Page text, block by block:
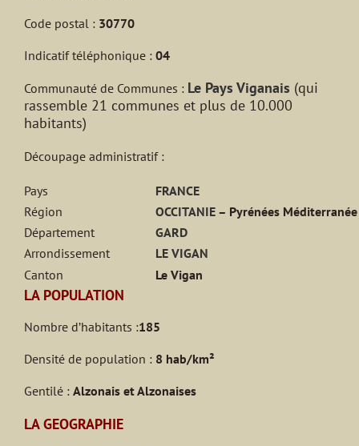
Code postal : 30770
Indicatif téléphonique : 04
Communauté de Communes : Le Pays Viganais (qui
rassemble 21 communes et plus de 10.000
habitants)
Découpage administratif :
Pays
FRANCE
Région
OCCITANIE – Pyrénées Méditerranée
Département
GARD
Arrondissement
LE VIGAN
Canton
Le Vigan
LA POPULATION
Nombre d’habitants :185
Densité de population : 8 hab/km²
Gentilé : Alzonais et Alzonaises
LA GEOGRAPHIE